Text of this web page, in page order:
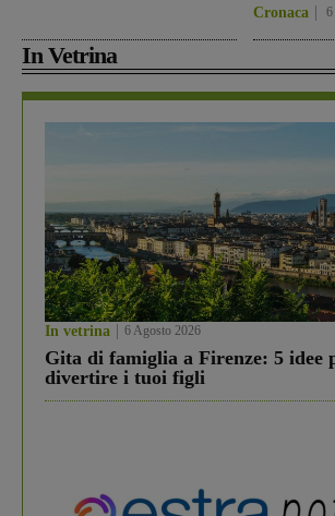
Cronaca 6
In Vetrina
In vetrina 6 Agosto 2026
Gita di famiglia a Firenze: 5 idee
divertire i tuoi figli